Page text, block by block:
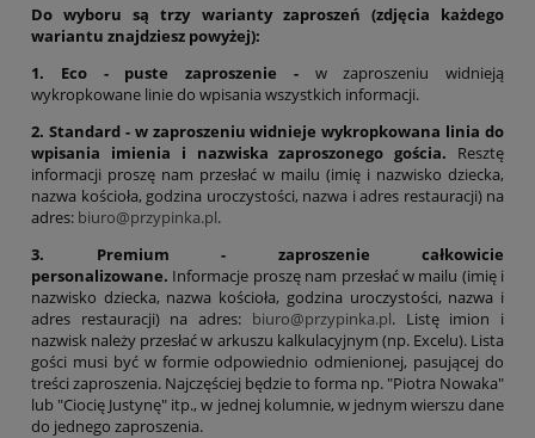
Do wyboru są trzy warianty zaproszeń (zdjęcia każdego
wariantu znajdziesz powyżej):
1. Eco - puste zaproszenie - w zaproszeniu widnieją
wykropkowane linie do wpisania wszystkich informacji.
2. Standard - w zaproszeniu widnieje wykropkowana linia do
wpisania imienia i nazwiska zaproszonego gościa. Resztę
informacji proszę nam przesłać w mailu (imię i nazwisko dziecka,
nazwa kościoła, godzina uroczystości, nazwa i adres restauracji) na
adres: biuro@przypinka.pl.
3. Premium - zaproszenie całkowicie
personalizowane. Informacje proszę nam przesłać w mailu (imię i
nazwisko dziecka, nazwa kościoła, godzina uroczystości, nazwa i
adres restauracji) na adres: biuro@przypinka.pl. Listę imion i
nazwisk należy przesłać w arkuszu kalkulacyjnym (np. Excelu). Lista
gości musi być w formie odpowiednio odmienionej, pasującej do
treści zaproszenia. Najczęściej będzie to forma np. "Piotra Nowaka"
lub "Ciocię Justynę" itp., w jednej kolumnie, w jednym wierszu dane
do jednego zaproszenia.